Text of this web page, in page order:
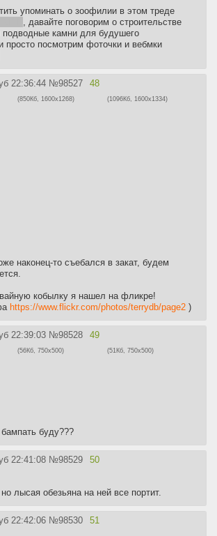
упоминать о зоофилии в этом треде
, давайте поговорим о строительстве
камни для будушего
просто посмотрим фоточки и вебмки
22:36:44 №98527 48
(850Кб, 1600x1268) (1096Кб, 1600x1334)
наконец-то съебался в закат, будем
кобылку я нашел на фликре!
https://www.flickr.com/photos/terrydb/page2 )
22:39:03 №98528 49
(56Кб, 750x500) (51Кб, 750x500)
буду???
22:41:08 №98529 50
лысая обезьяна на ней все портит.
22:42:06 №98530 51